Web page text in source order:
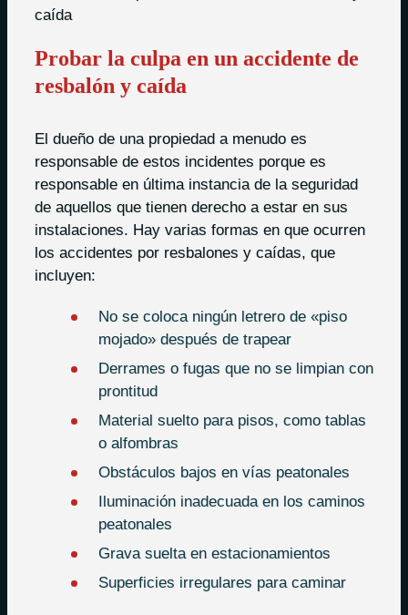
Probar la culpa en un accidente de
resbalón y caída
El dueño de una propiedad a menudo es
responsable de estos incidentes porque es
responsable en última instancia de la seguridad
de aquellos que tienen derecho a estar en sus
instalaciones. Hay varias formas en que ocurren
los accidentes por resbalones y caídas, que
incluyen:
No se coloca ningún letrero de «piso
mojado» después de trapear
Derrames o fugas que no se limpian con
prontitud
Material suelto para pisos, como tablas
o alfombras
Obstáculos bajos en vías peatonales
Iluminación inadecuada en los caminos
peatonales
Grava suelta en estacionamientos
Superficies irregulares para caminar